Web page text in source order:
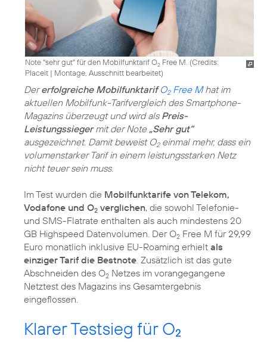
Note "sehr gut" für den Mobilfunktarif O2 Free M. (Credits:
Placeit | Montage, Ausschnitt bearbeitet)
Dererfolgreiche Mobilfunktarif O2Free Mhat im
aktuellen Mobilfunk-Tarifvergleich des Smartphone-
Magazins überzeugt und wird als Preis-
Leistungssiegermit der Note „Sehr gut“
ausgezeichnet. Damit beweist O2einmal mehr, dass ein
volumenstarker Tarif in einem leistungsstarken Netz
nicht teuer sein muss.
Im Test wurden die Mobilfunktarife von Telekom,
Vodafone und O2 verglichen, die sowohl Telefonie-
und SMS-Flatrate enthalten als auch mindestens 20
GB Highspeed Datenvolumen. Der O2 Free M für 29,99
Euro monatlich inklusive EU-Roaming erhielt als
einziger Tarif die Bestnote . Zusätzlich ist das gute
Abschneiden des O2 Netzes im vorangegangene
Netztest des Magazins ins Gesamtergebnis
eingeflossen.
Klarer Testsieg für O2